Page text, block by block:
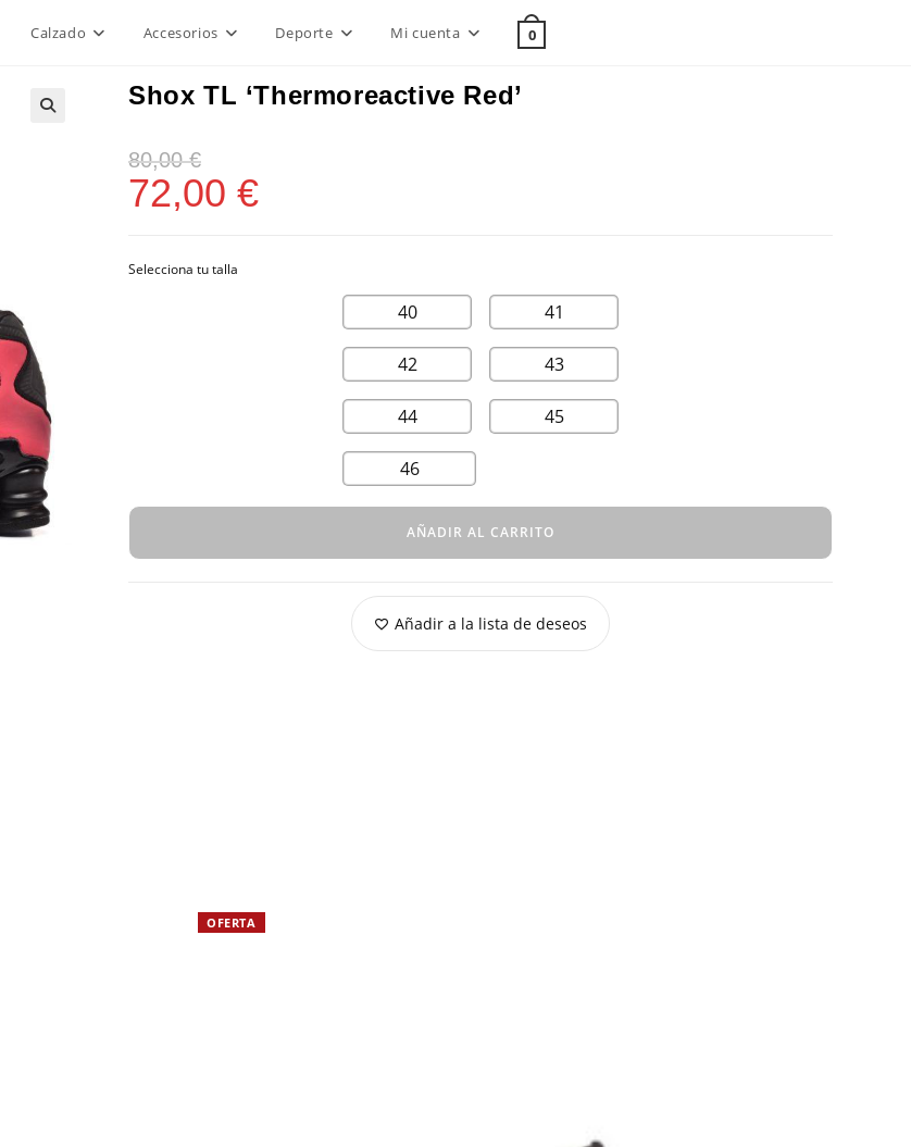
Calzado Accesorios Deporte Mi cuenta 0
Shox TL ‘Thermoreactive Red’
80,00€
72,00 €
40 41
42 43
44 45
46
AÑADIR AL CARRITO
Añadir a la lista de deseos
OFERTA